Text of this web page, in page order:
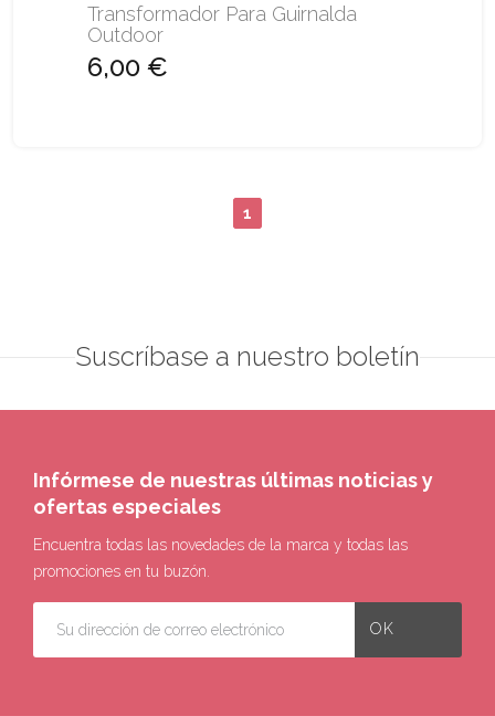
Transformador Para Guirnalda
Outdoor
6,00 €
1
Suscríbase a nuestro boletín
Infórmese de nuestras últimas noticias y
ofertas especiales
Encuentra todas las novedades de la marca y todas las
promociones en tu buzón.